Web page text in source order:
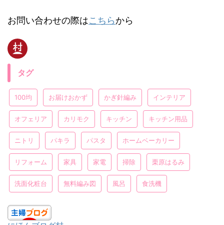
お問い合わせの際はこちらから
タグ
100均 お届けおかず かぎ針編み インテリア
オフェリア カリモク キッチン キッチン用品
ニトリ パキラ パスタ ホームベーカリー
リフォーム 家具 家電 掃除 栗原はるみ
洗面化粧台 無料編み図 風呂 食洗機